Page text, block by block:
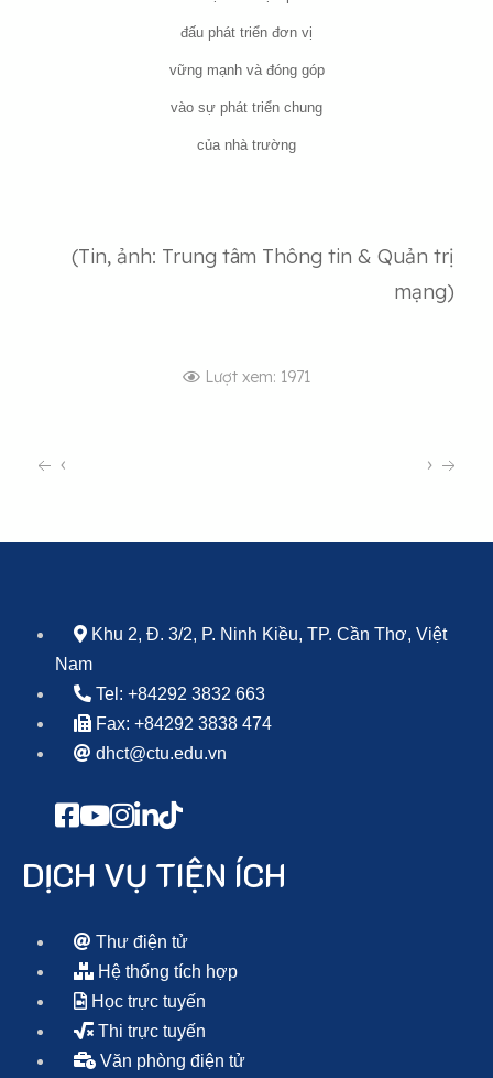
đấu phát triển đơn vị
vững mạnh và đóng góp
vào sự phát triển chung
của nhà trường
(Tin, ảnh: Trung tâm Thông tin & Quản trị
mạng)
Lượt xem: 1971
‹ ›
Khu 2, Đ. 3/2, P. Ninh Kiều, TP. Cần Thơ, Việt
Nam
Tel: +84292 3832 663
Fax: +84292 3838 474
dhct@ctu.edu.vn
DỊCH VỤ TIỆN ÍCH
Thư điện tử
Hệ thống tích hợp
Học trực tuyến
Thi trực tuyến
Văn phòng điện tử